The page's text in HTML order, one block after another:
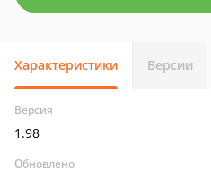
Характеристики Версии
Версия
1.98
Обновлено